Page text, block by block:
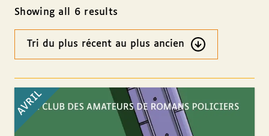
Showing all 6 results
Ordre
AVRIL